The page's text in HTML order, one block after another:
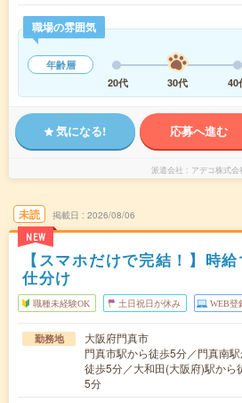
職場の雰囲気
年齢層
20代
30代 40
気になる! 応募へ進む
派遣会社 アデコ株式会
未読
NEW
掲載日 2026/08/06
【スマホだけで完結！】時
仕分け
職種未経験OK 土日祝日が休み WEB登
勤務地
大阪府門真市
門真市駅から徒歩5分／門真南
徒歩5分／大和田(大阪府)駅か
5分